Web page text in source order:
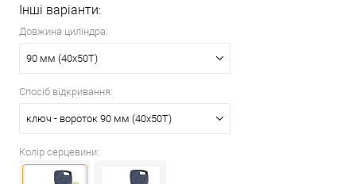
Інші варіанти:
Довжина циліндра:
90 мм (40x50T)
Спосіб відкривання:
ключ - вороток 90 мм (40x50T)
Колір серцевини: